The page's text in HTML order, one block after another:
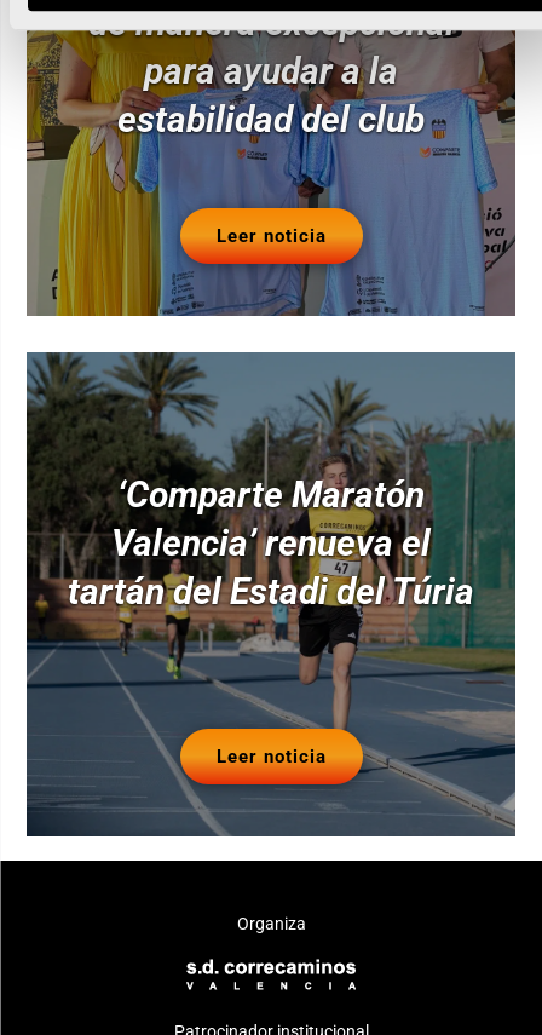
de manera excepcional
para ayudar a la
estabilidad del club
Leer noticia
‘Comparte Maratón
Valencia’ renueva el
tartán del Estadi del Túria
Leer noticia
Organiza